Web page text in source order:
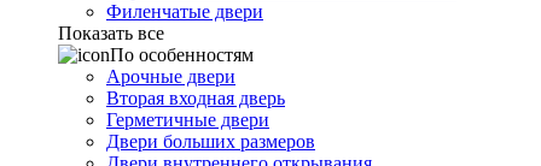
Филенчатые двери
Показать все
По особенностям
Арочные двери
Вторая входная дверь
Герметичные двери
Двери больших размеров